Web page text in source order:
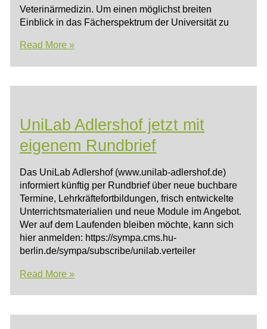
Veterinärmedizin. Um einen möglichst breiten
Einblick in das Fächerspektrum der Universität zu
SommerUNI
Jugendliche
Read More »
UniLab Adlershof jetzt mit
eigenem Rundbrief
Das UniLab Adlershof (www.unilab-adlershof.de)
informiert künftig per Rundbrief über neue buchbare
Termine, Lehrkräftefortbildungen, frisch entwickelte
Unterrichtsmaterialien und neue Module im Angebot.
Wer auf dem Laufenden bleiben möchte, kann sich
hier anmelden: https://sympa.cms.hu-
berlin.de/sympa/subscribe/unilab.verteiler
UniLab
mit
Read More »